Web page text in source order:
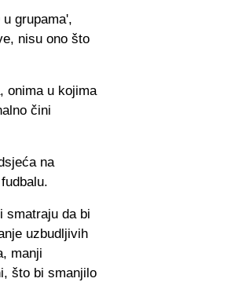
grupama',
nisu ono što
onima u kojima
čini
na
smatraju da bi
uzbudljivih
manji
što bi smanjilo